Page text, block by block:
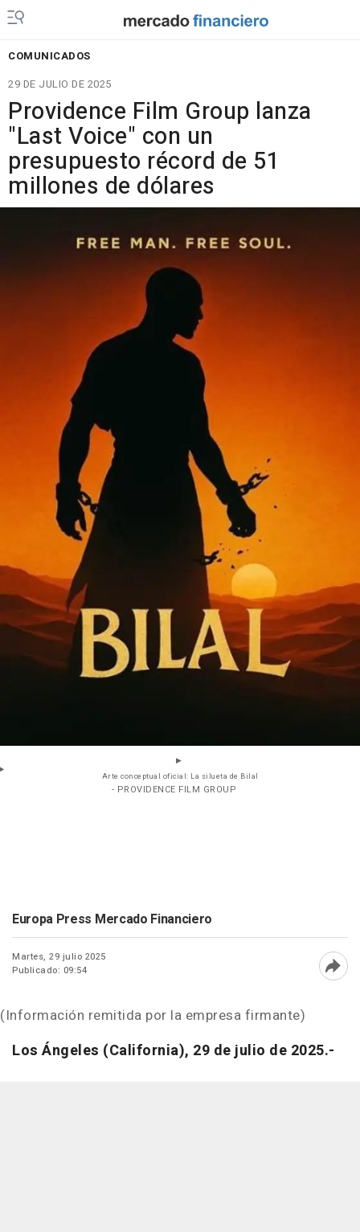
COMUNICADOS
29 DE JULIO DE 2025
Providence Film Group lanza
"Last Voice" con un
presupuesto récord de 51
millones de dólares
Arte conceptual oficial: La silueta de Bilal
- PROVIDENCE FILM GROUP
Europa Press Mercado Financiero
Martes, 29 julio 2025
Publicado: 09:54
(Información remitida por la empresa firmante)
Los Ángeles (California), 29 de julio de 2025.-